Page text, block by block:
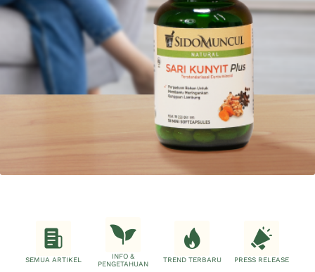
SEMUA ARTIKEL
INFO &
PENGETAHUAN
TREND TERBARU PRESS RELEASE